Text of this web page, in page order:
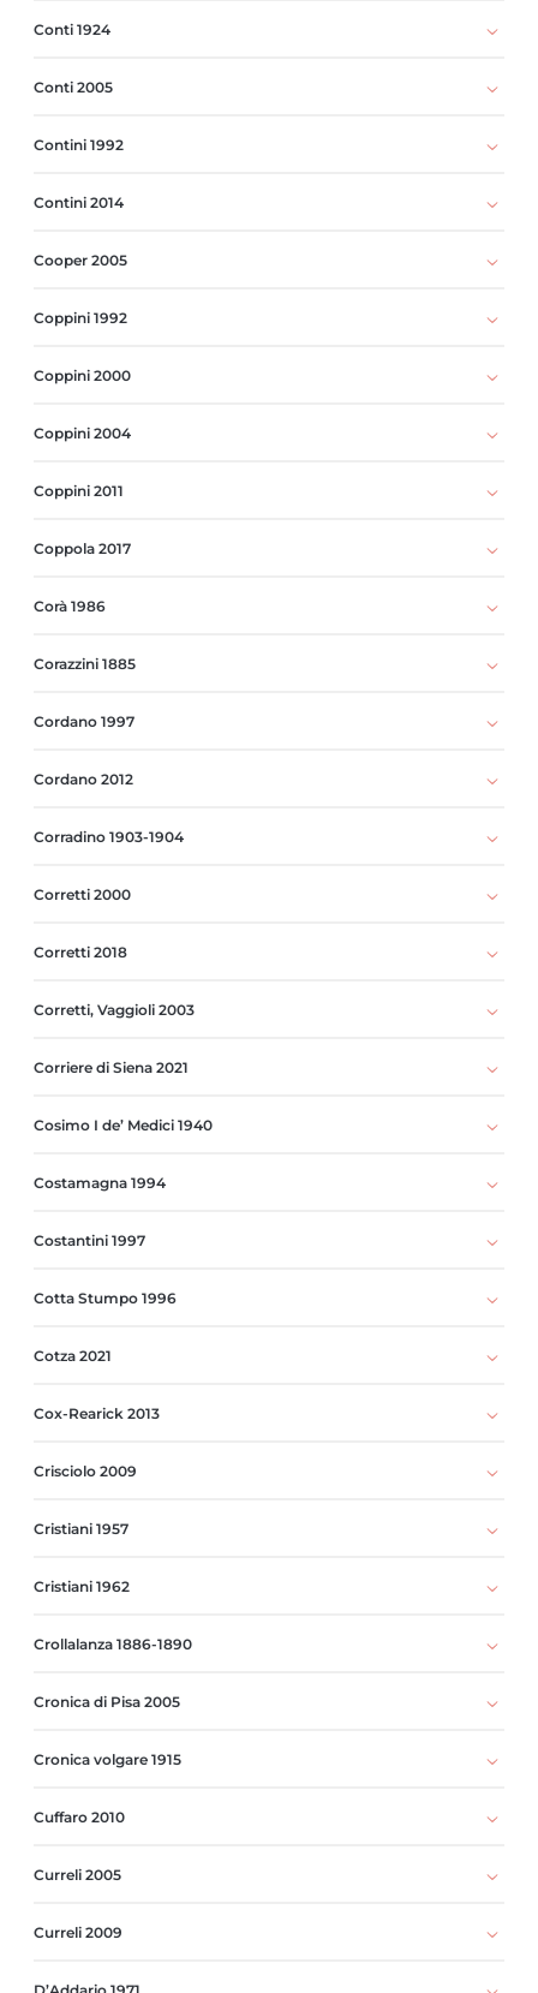
Conti 1924
Conti 2005
Contini 1992
Contini 2014
Cooper 2005
Coppini 1992
Coppini 2000
Coppini 2004
Coppini 2011
Coppola 2017
Corà 1986
Corazzini 1885
Cordano 1997
Cordano 2012
Corradino 1903-1904
Corretti 2000
Corretti 2018
Corretti, Vaggioli 2003
Corriere di Siena 2021
Cosimo I de’ Medici 1940
Costamagna 1994
Costantini 1997
Cotta Stumpo 1996
Cotza 2021
Cox-Rearick 2013
Crisciolo 2009
Cristiani 1957
Cristiani 1962
Crollalanza 1886-1890
Cronica di Pisa 2005
Cronica volgare 1915
Cuffaro 2010
Curreli 2005
Curreli 2009